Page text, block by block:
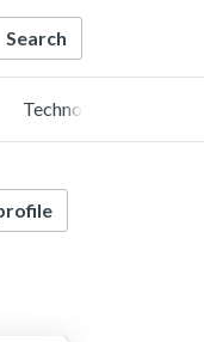
Technology